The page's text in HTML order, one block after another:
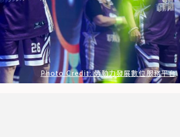
Photo Credit: 勞動力發展數位服務平台